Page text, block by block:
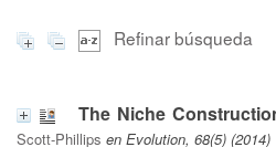
Refinar búsqueda
The Niche
Scott-Phillips en Evolution, 68(5) (2014)